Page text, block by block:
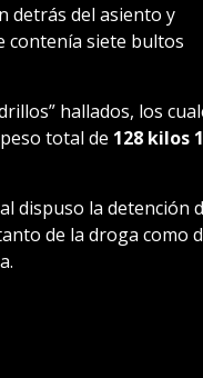
detrás del asiento y
contenía siete bultos
hallados, los
total de 128 kilos
dispuso la detención
de la droga como